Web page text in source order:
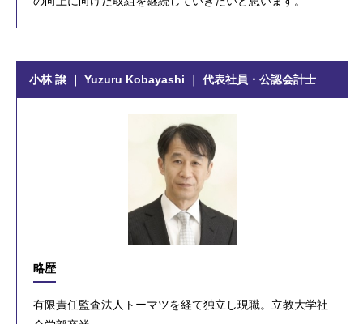
小林 譲 ｜ Yuzuru Kobayashi ｜ 代表社員・公認会計士
略歴
有限責任監査法人トーマツを経て独立し現職。立教大学社